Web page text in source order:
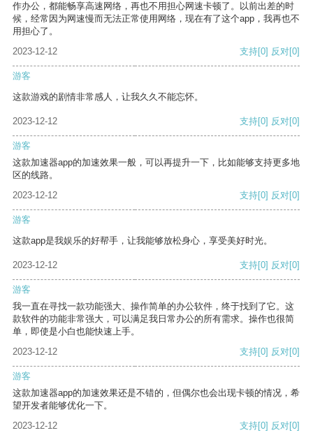
作办公，都能畅享高速网络，再也不用担心网速卡顿了。以前出差的时
候，经常因为网速慢而无法正常使用网络，现在有了这个app，我再也不
用担心了。
2023-12-12
支持[0] 反对[0]
游客
这款游戏的剧情非常感人，让我久久不能忘怀。
2023-12-12 支持[0] 反对[0]
游客
这款加速器app的加速效果一般，可以再提升一下，比如能够支持更多地
区的线路。
2023-12-12
支持[0] 反对[0]
游客
这款app是我娱乐的好帮手，让我能够放松身心，享受美好时光。
2023-12-12 支持[0] 反对[0]
游客
我一直在寻找一款功能强大、操作简单的办公软件，终于找到了它。这
款软件的功能非常强大，可以满足我日常办公的所有需求。操作也很简
单，即使是小白也能快速上手。
2023-12-12
支持[0] 反对[0]
游客
这款加速器app的加速效果还是不错的，但偶尔也会出现卡顿的情况，希
望开发者能够优化一下。
2023-12-12
支持[0] 反对[0]